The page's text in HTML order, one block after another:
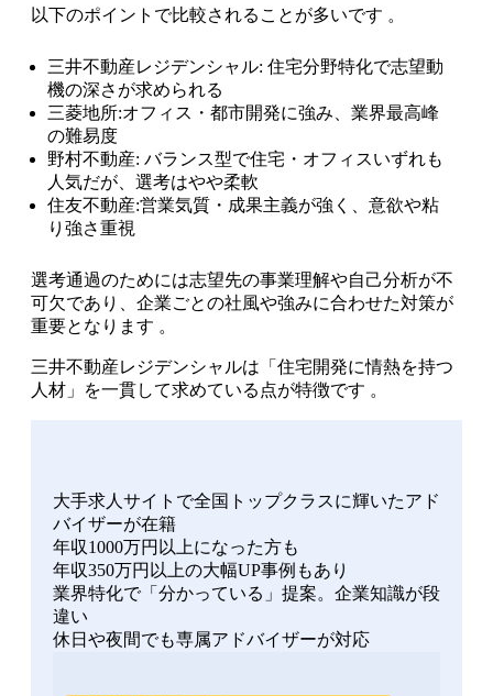
以下のポイントで比較されることが多いです 。
三井不動産レジデンシャル: 住宅分野特化で志望動
機の深さが求められる
三菱地所:オフィス・都市開発に強み、業界最高峰
の難易度
野村不動産: バランス型で住宅・オフィスいずれも
人気だが、選考はやや柔軟
住友不動産:営業気質・成果主義が強く、意欲や粘
り強さ重視
選考通過のためには志望先の事業理解や自己分析が不
可欠であり、企業ごとの社風や強みに合わせた対策が
重要となります 。
三井不動産レジデンシャルは「住宅開発に情熱を持つ
人材」を一貫して求めている点が特徴です 。
大手求人サイトで全国トップクラスに輝いたアド
バイザーが在籍
年収1000万円以上になった方も
年収350万円以上の大幅UP事例もあり
業界特化で「分かっている」提案。企業知識が段
違い
休日や夜間でも専属アドバイザーが対応